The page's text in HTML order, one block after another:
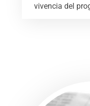
vivencia del